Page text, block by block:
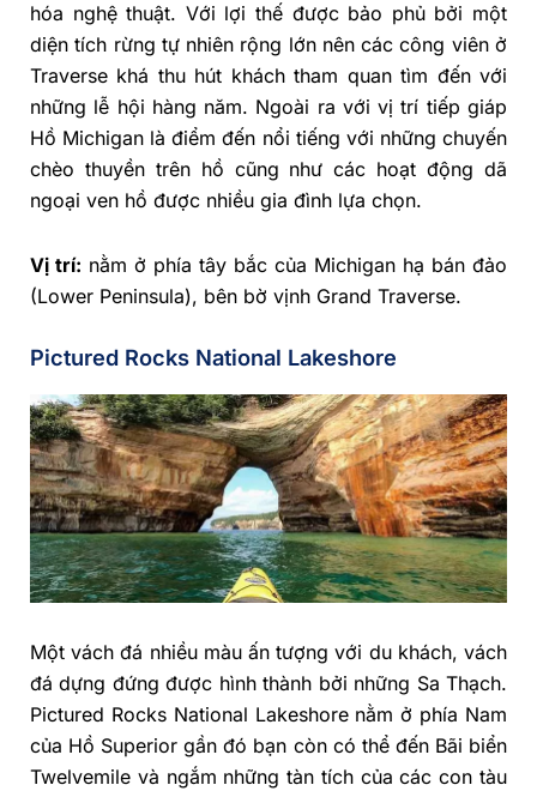
hóa nghệ thuật. Với lợi thế được bảo phủ bởi một
diện tích rừng tự nhiên rộng lớn nên các công viên ở
Traverse khá thu hút khách tham quan tìm đến với
những lễ hội hàng năm. Ngoài ra với vị trí tiếp giáp
Hồ Michigan là điểm đến nổi tiếng với những chuyến
chèo thuyền trên hồ cũng như các hoạt động dã
ngoại ven hồ được nhiều gia đình lựa chọn.
Vị trí: nằm ở phía tây bắc của Michigan hạ bán đảo
(Lower Peninsula), bên bờ vịnh Grand Traverse.
Pictured Rocks National Lakeshore
Một vách đá nhiều màu ấn tượng với du khách, vách
đá dựng đứng được hình thành bởi những Sa Thạch.
Pictured Rocks National Lakeshore nằm ở phía Nam
của Hồ Superior gần đó bạn còn có thể đến Bãi biển
Twelvemile và ngắm những tàn tích của các con tàu